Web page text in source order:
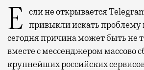
Если не открывается Telegram, все уже давно привыкли искать проблему
сегодня причина может быть не
вместе с мессенджером массово
крупнейших российских